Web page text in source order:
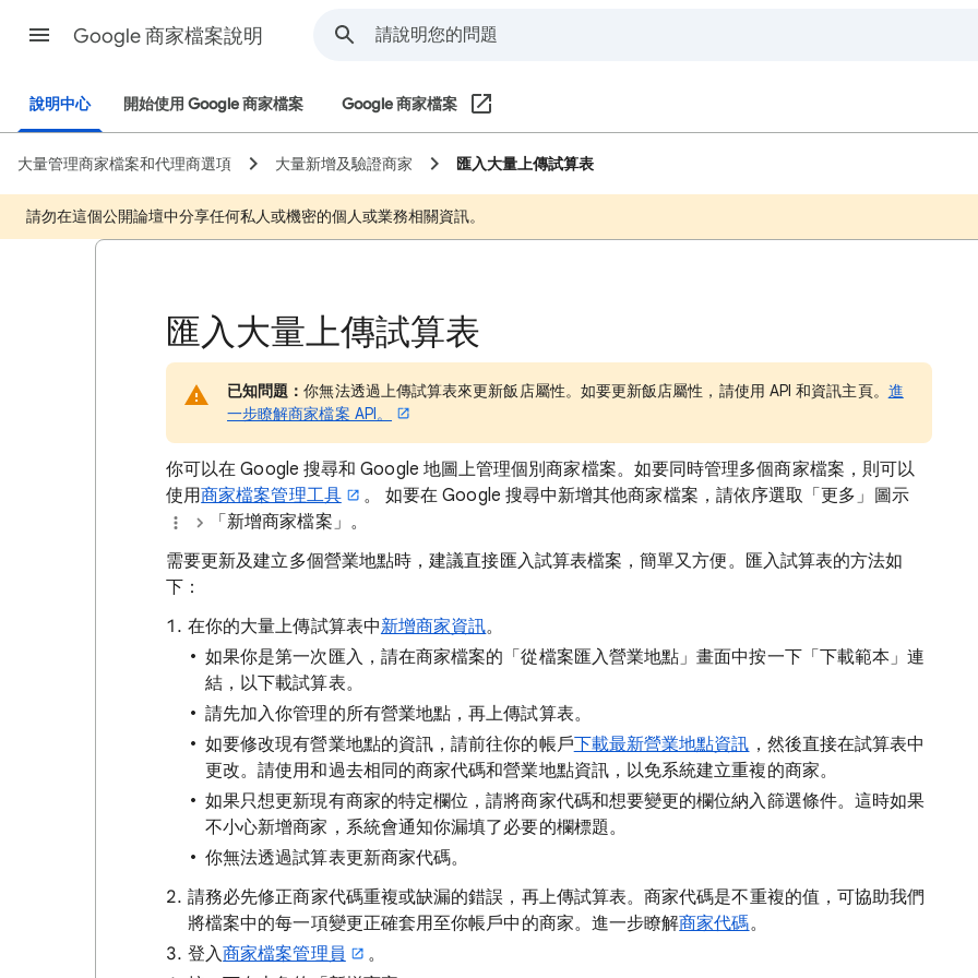
Google 商家檔案說明
說明中心 開始使用 Google 商家檔案 Google 商家檔案
大量管理商家檔案和代理商選項 大量新增及驗證商家 匯入大量上傳試算表
請勿在這個公開論壇中分享任何私人或機密的個人或業務相關資訊。
匯入大量上傳試算表
已知問題：你無法透過上傳試算表來更新飯店屬性。如要更新飯店屬性，請使用 API 和資訊主頁。 進
一步瞭解商家檔案 API。
你可以在 Google 搜尋和 Google 地圖上管理個別商家檔案。如要同時管理多個商家檔案，則可以
使用商家檔案管理工具
。 如要在 Google 搜尋中新增其他商家檔案，請依序選取「更多」圖示
「新增商家檔案」 。
需要更新及建立多個營業地點時，建議直接匯入試算表檔案，簡單又方便。匯入試算表的方法如
下：
在你的大量上傳試算表中新增商家資訊。
如果你是第一次匯入，請在商家檔案的「從檔案匯入營業地點」畫面中按一下「下載範本」連
結，以下載試算表。
請先加入你管理的所有營業地點，再上傳試算表。
如要修改現有營業地點的資訊，請前往你的帳戶下載最新營業地點資訊 ，然後直接在試算表中
更改。請使用和過去相同的商家代碼和營業地點資訊，以免系統建立重複的商家。
如果只想更新現有商家的特定欄位，請將商家代碼和想要變更的欄位納入篩選條件。這時如果
不小心新增商家，系統會通知你漏填了必要的欄標題。
你無法透過試算表更新商家代碼。
請務必先修正商家代碼重複或缺漏的錯誤，再上傳試算表。商家代碼是不重複的值，可協助我們
將檔案中的每一項變更正確套用至你帳戶中的商家。進一步瞭解商家代碼。
登入商家檔案管理員
。